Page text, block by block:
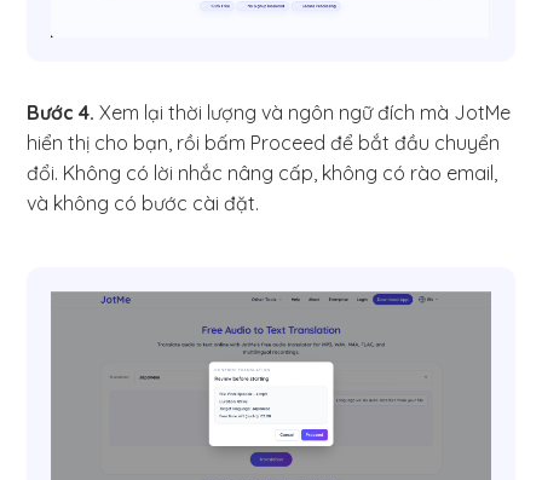
Bước 4.Xem lại thời lượng và ngôn ngữ đích mà JotMe
hiển thị cho bạn, rồi bấm Proceed để bắt đầu chuyển
đổi. Không có lời nhắc nâng cấp, không có rào email,
và không có bước cài đặt.